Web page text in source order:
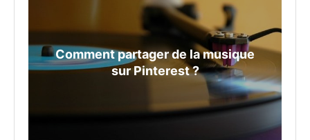
Comment partager de la musique
sur Pinterest ?